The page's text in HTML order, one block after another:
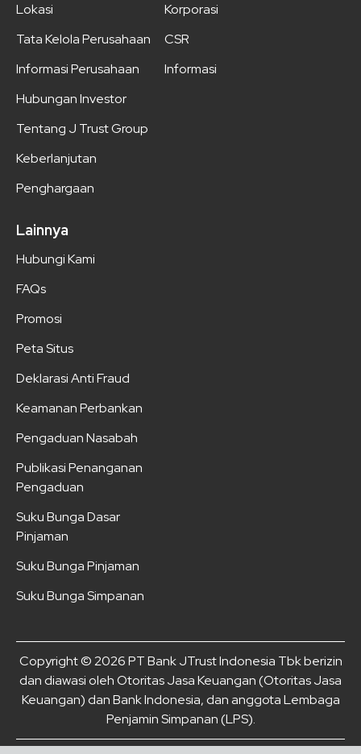
Lokasi
Tata Kelola Perusahaan
Informasi Perusahaan
Hubungan Investor
Tentang J Trust Group
Keberlanjutan
Penghargaan
Korporasi
CSR
Informasi
Lainnya
Hubungi Kami
FAQs
Promosi
Peta Situs
Deklarasi Anti Fraud
Keamanan Perbankan
Pengaduan Nasabah
Publikasi Penanganan
Pengaduan
Suku Bunga Dasar
Pinjaman
Suku Bunga Pinjaman
Suku Bunga Simpanan
Copyright © 2026 PT Bank JTrust Indonesia Tbk berizin
dan diawasi oleh Otoritas Jasa Keuangan (Otoritas Jasa
Keuangan) dan Bank Indonesia, dan anggota Lembaga
Penjamin Simpanan (LPS).